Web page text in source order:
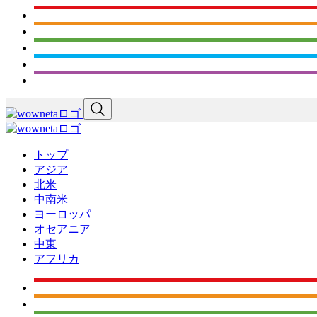
トップ
アジア
北米
中南米
ヨーロッパ
オセアニア
中東
アフリカ